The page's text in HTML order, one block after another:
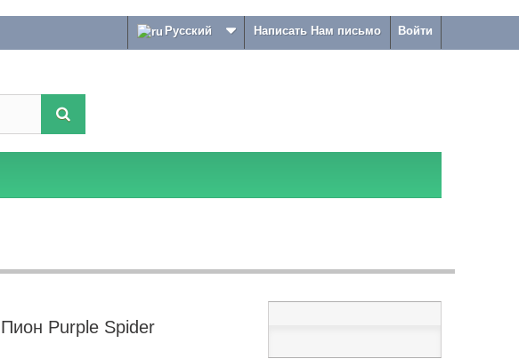
Войти
Написать Нам письмо
Русский
Пион Purple Spider